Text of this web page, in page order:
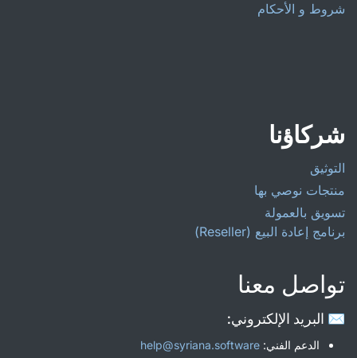
شروط و الأحكام
شركاؤنا
التوثيق
منتجات نوصي بها
تسويق بالعمولة
برنامج إعادة البيع (Reseller)
تواصل معنا
✉️ البريد الإلكتروني:
الدعم الفني: help@syriana.software